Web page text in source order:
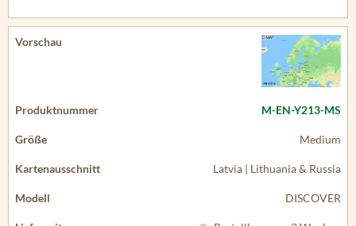
M-EN-Y213-MS
Medium
Latvia | Lithuania & Russia
DISCOVER